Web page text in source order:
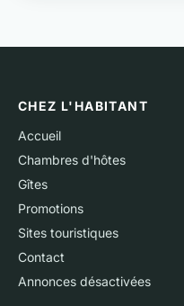
CHEZ L'HABITANT
Accueil
Chambres d'hôtes
Gîtes
Promotions
Sites touristiques
Contact
Annonces désactivées